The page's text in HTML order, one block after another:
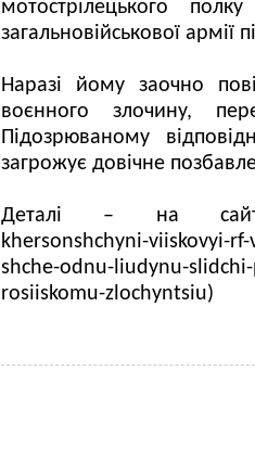
мотострілецького
загальновійськової армії
Наразі йому заочно
воєнного злочину,
Підозрюваному
загрожує довічне
Деталі – на сайті
khersonshchyni-viiskovyi-
shche-odnu-liudynu-
rosiiskomu-zlochyntsiu)